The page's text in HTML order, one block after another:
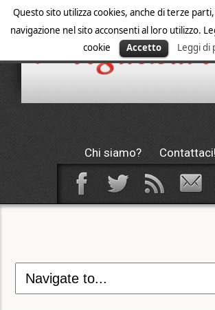
Questo sito utilizza cookies, anche di terze
navigazione nel sito acconsenti al loro utilizzo.
cookie
Accetto Leggi di
Chi siamo? Contattaci!